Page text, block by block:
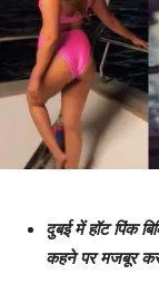
दुबई में हॉट पिंक
कहने पर मजबूर